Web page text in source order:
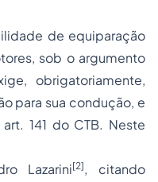
de equiparação
sob o argumento
obrigatoriamente,
para sua condução, e
141 do CTB. Neste
Lazarini[2], citando